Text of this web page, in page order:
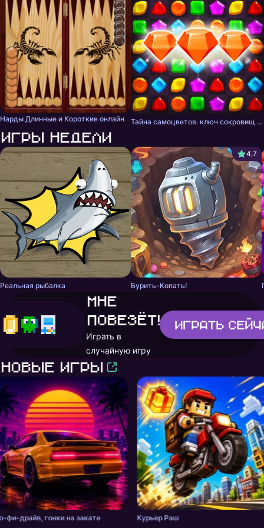
Нарды Длинные и Короткие онлайн Тайна самоцветов: ключ сокровищ - три в ряд
Игры недели
Реальная рыбалка
4,7
Бурить-Копать!
Мне
повезёт!
Играть в
случайную игру
Играть
Новые игры
фи-драйв, гонки на закате Курьер Раш